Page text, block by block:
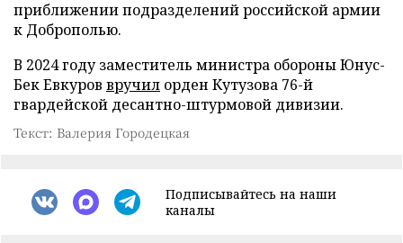
приближении подразделений российской армии
к Доброполью.
В 2024 году заместитель министра обороны Юнус-
Бек Евкуров вручил орден Кутузова 76-й
гвардейской десантно-штурмовой дивизии.
Текст: Валерия Городецкая
Подписывайтесь на наши
каналы